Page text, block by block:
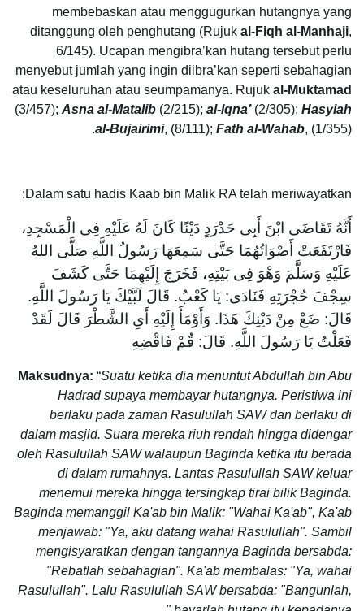
membebaskan atau menggugurkan hutangnya yang
ditanggung oleh penghutang (Rujuk al-Fiqh al-Manhaji,
6/145). Ucapan mengibra’kan hutang tersebut perlu
menyebut jumlah yang ingin diibra’kan seperti sebahagian
atau keseluruhan atau seumpamanya. Rujuk al-Muktamad
(3/457); Asna al-Matalib (2/215); al-Iqna’(2/305); Hasyiah
al-Bujairimi, (8/111); Fath al-Wahab, (1/355).
Dalam satu hadis Kaab bin Malik RA telah meriwayatkan:
أَنَّهُ تَقَاضَى ابْنَ أَبِى حَدْرَدٍ دَيْنًا كَانَ لَهُ عَلَيْهِ فِى الْمَسْجِدِ،
فَارْتَفَعَتْ أَصْوَاتُهُمَا حَتَّى سَمِعَهَا رَسُولُ اللَّهِ صَلَّى اللهُ
عَلَيْهِ وَسَلَّمَ وَهْوَ فِى بَيْتِهِ، فَخَرَجَ إِلَيْهِمَا حَتَّى كَشَفَ
سِجْفَ حُجْرَتِهِ فَنَادَى: يَا كَعْبُ. قَالَ لَبَّيْكَ يَا رَسُولَ اللَّهِ.
قَالَ: ضَعْ مِنْ دَيْنِكَ هَذَا. وَأَوْمَأَ إِلَيْهِ أَىِ الشَّطْرَ قَالَ لَقَدْ
فَعَلْتُ يَا رَسُولَ اللَّهِ. قَالَ: قُمْ فَاقْضِهِ
Maksudnya: “Suatu ketika dia menuntut Abdullah bin Abu
Hadrad supaya membayar hutangnya. Peristiwa ini
berlaku pada zaman Rasulullah SAW dan berlaku di
dalam masjid. Suara mereka riuh rendah hingga didengar
oleh Rasulullah SAW walaupun Baginda ketika itu berada
di dalam rumahnya. Lantas Rasulullah SAW keluar
menemui mereka hingga tersingkap tirai bilik Baginda.
Baginda memanggil Ka'ab bin Malik: "Wahai Ka'ab", Ka'ab
menjawab: "Ya, aku datang wahai Rasulullah". Sambil
mengisyaratkan dengan tangannya Baginda bersabda:
"Rebatlah sebahagian". Ka'ab membalas: "Ya, wahai
Rasulullah". Lalu Rasulullah SAW bersabda: "Bangunlah,